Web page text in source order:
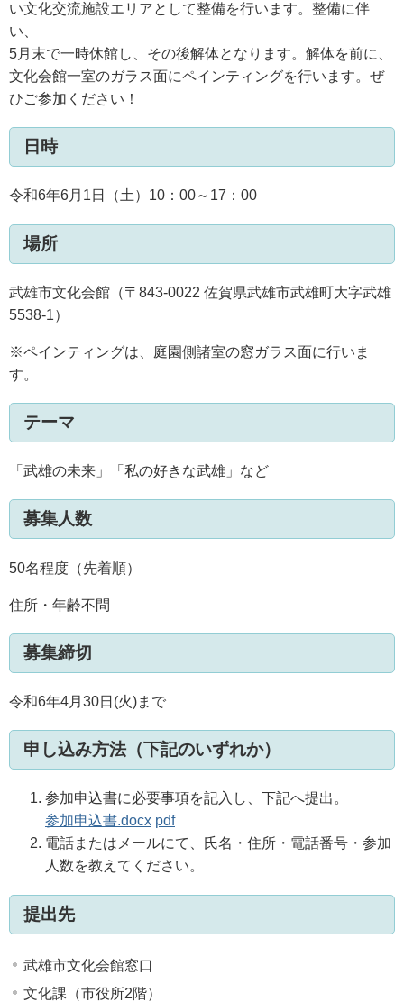
い文化交流施設エリアとして整備を行います。整備に伴
い、
5月末で一時休館し、その後解体となります。解体を前に、
文化会館一室のガラス面にペインティングを行います。ぜ
ひご参加ください！
日時
令和6年6月1日（土）10：00～17：00
場所
武雄市文化会館（〒843-0022 佐賀県武雄市武雄町大字武雄
5538-1）
※ペインティングは、庭園側諸室の窓ガラス面に行いま
す。
テーマ
「武雄の未来」「私の好きな武雄」など
募集人数
50名程度（先着順）
住所・年齢不問
募集締切
令和6年4月30日(火)まで
申し込み方法（下記のいずれか）
参加申込書に必要事項を記入し、下記へ提出。
参加申込書.docx pdf
電話またはメールにて、氏名・住所・電話番号・参加
人数を教えてください。
提出先
武雄市文化会館窓口
文化課（市役所2階）